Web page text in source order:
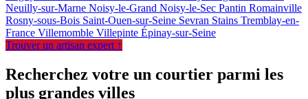
Neuilly-sur-Marne Noisy-le-Grand Noisy-le-Sec Pantin Romainville
Rosny-sous-Bois Saint-Ouen-sur-Seine Sevran Stains Tremblay-en-
France Villemomble Villepinte Épinay-sur-Seine
Trouver un artisan expert ↑
Recherchez votre un courtier parmi les
plus grandes villes